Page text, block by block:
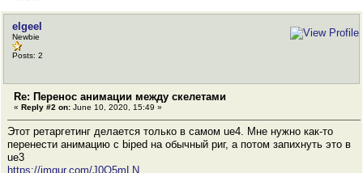
elgeel
Newbie
Posts: 2
Re: Перенос анимации между скелетами
« Reply #2 on: June 10, 2020, 15:49 »
Этот ретаргетинг делается только в самом ue4. Мне нужно как-то
перенести анимацию c biped на обычный риг, а потом запихнуть это в
ue3
https://imgur.com/J0O5mLN